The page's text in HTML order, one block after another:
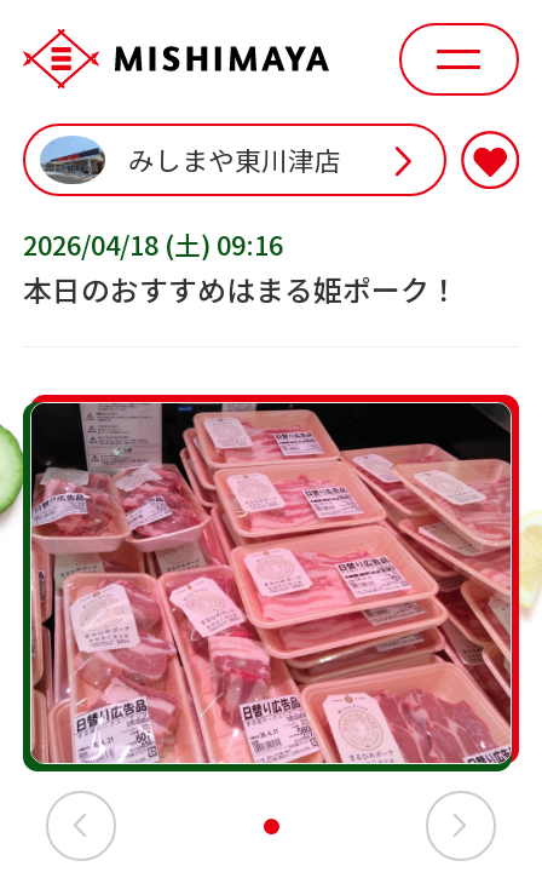
みしまや東川津店
2026/04/18 (土) 09:16
本日のおすすめはまる姫ポーク！